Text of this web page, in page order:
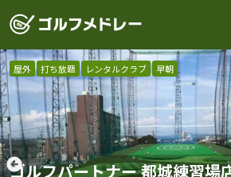
屋外 打ち放題 レンタルクラブ 早朝
ゴルフパートナー 都城練習場